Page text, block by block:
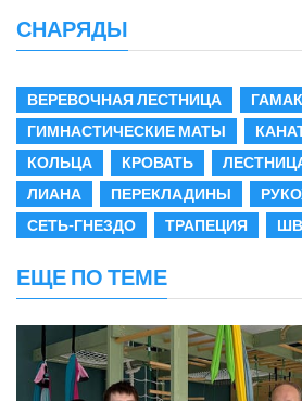
СНАРЯДЫ
ВЕРЕВОЧНАЯ ЛЕСТНИЦА
ГАМАК
ГИМНАСТИЧЕСКИЕ МАТЫ
КОЛЬЦА
КРОВАТЬ
ЛИАНА
ПЕРЕКЛАДИНЫ
СЕТЬ-ГНЕЗДО
ТРАПЕЦИЯ
ЕЩЕ ПО ТЕМЕ